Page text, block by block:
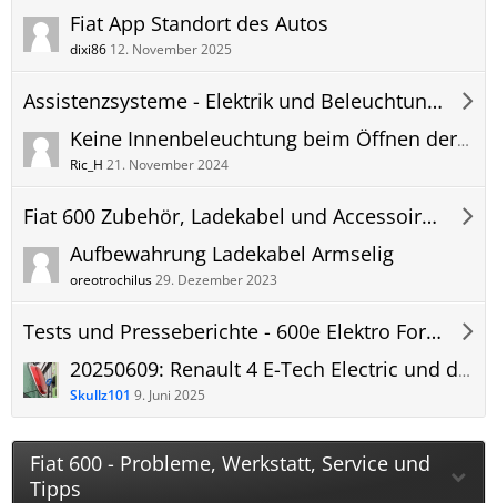
Fiat App Standort des Autos
dixi86 12. November 2025
Assistenzsysteme - Elektrik und Beleuchtung - 600e Elektro Forum
Keine Innenbeleuchtung beim Öffnen der Türen
Ric_H 21. November 2024
Fiat 600 Zubehör, Ladekabel und Accessoires - 600e Elektro Forum
Aufbewahrung Ladekabel Armselig
oreotrochilus29. Dezember 2023
Tests und Presseberichte - 600e Elektro Forum
20250609: Renault 4 E-Tech Electric und der Fiat 600 - Crossover im Vergleich
Skullz101 9. Juni 2025
Fiat 600 - Probleme, Werkstatt, Service und
Tipps